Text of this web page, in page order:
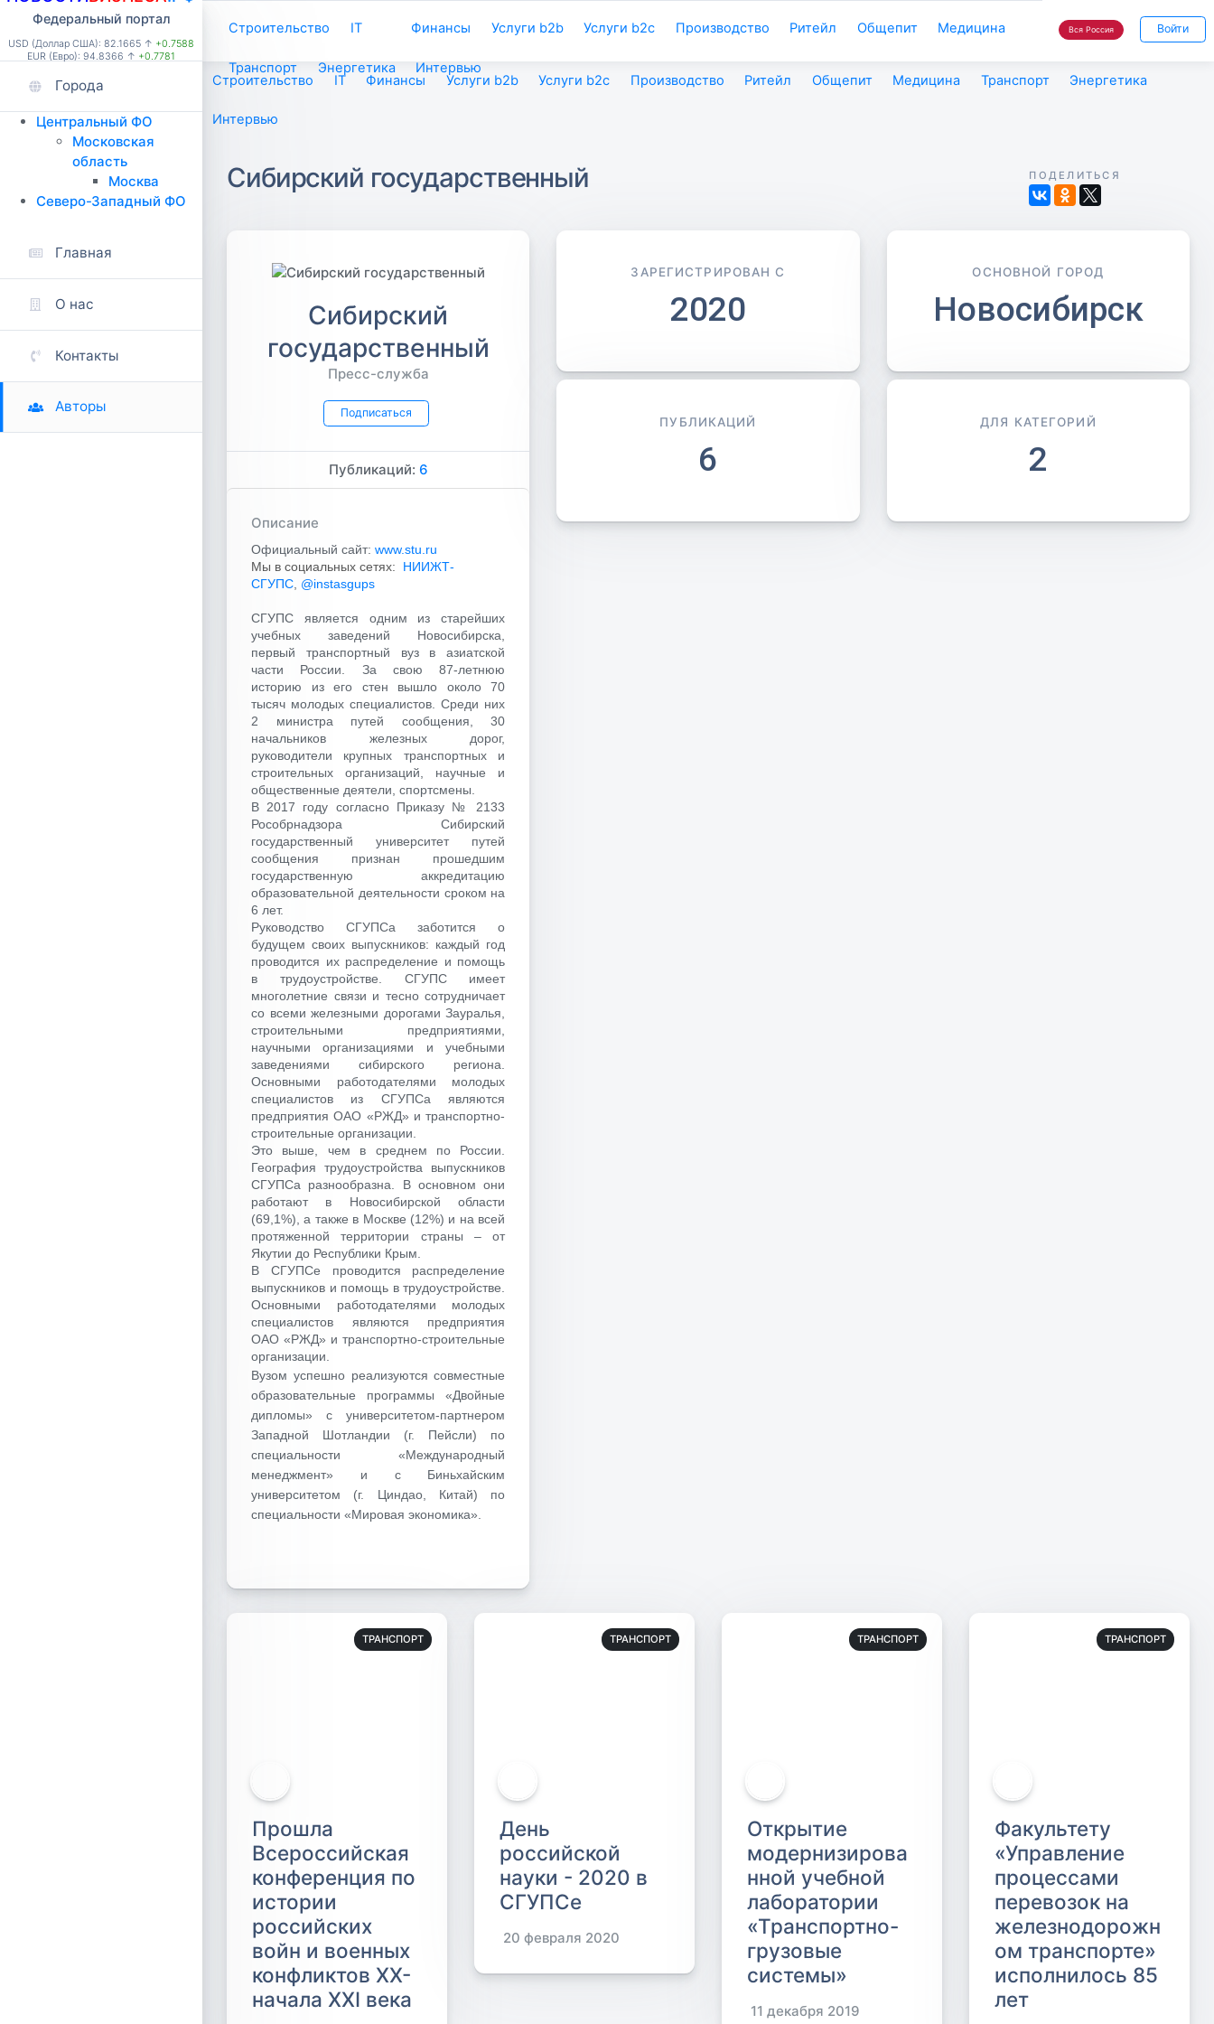
Федеральный портал
USD (Доллар США): 82.1665 ↑ +0.7588
EUR (Евро): 94.8366 ↑ +0.7781
Города
Центральный ФО
Московская
область
Москва
Северо-Западный ФО
Главная
О нас
Контакты
Авторы
Строительство IT Финансы Услуги b2b Услуги b2c Производство Ритейл Общепит Медицина
Транспорт Энергетика Интервью
Вся Россия Войти
Строительство IT Финансы Услуги b2b Услуги b2c Производство Ритейл Общепит Медицина Транспорт Энергетика
Интервью
Сибирский государственный ПОДЕЛИТЬСЯ
Сибирский
государственный
Пресс-служба
Подписаться
Публикаций: 6
Описание
Официальный сайт: www.stu.ru
Мы в социальных сетях:
НИИЖТ-
СГУПС, @instasgups
СГУПС является одним из старейших
учебных заведений Новосибирска,
первый транспортный вуз в азиатской
части России. За свою 87-летнюю
историю из его стен вышло около 70
тысяч молодых специалистов. Среди них
2 министра путей сообщения, 30
начальников железных дорог,
руководители крупных транспортных и
строительных организаций, научные и
общественные деятели, спортсмены.
В 2017 году согласно Приказу № 2133
Рособрнадзора Сибирский
государственный университет путей
сообщения признан прошедшим
государственную аккредитацию
образовательной деятельности сроком на
6 лет.
Руководство СГУПСа заботится о
будущем своих выпускников: каждый год
проводится их распределение и помощь
в трудоустройстве. СГУПС имеет
многолетние связи и тесно сотрудничает
со всеми железными дорогами Зауралья,
строительными предприятиями,
научными организациями и учебными
заведениями сибирского региона.
Основными работодателями молодых
специалистов из СГУПСа являются
предприятия ОАО «РЖД» и транспортно-
строительные организации.
Это выше, чем в среднем по России.
География трудоустройства выпускников
СГУПСа разнообразна. В основном они
работают в Новосибирской области
(69,1%), а также в Москве (12%) и на всей
протяженной территории страны – от
Якутии до Республики Крым.
В СГУПСе проводится распределение
выпускников и помощь в трудоустройстве.
Основными работодателями молодых
специалистов являются предприятия
ОАО «РЖД» и транспортно-строительные
организации.
Вузом успешно реализуются совместные
образовательные программы «Двойные
дипломы» с университетом-партнером
Западной Шотландии (г. Пейсли) по
специальности «Международный
менеджмент» и с Биньхайским
университетом (г. Циндао, Китай) по
специальности «Мировая экономика».
ЗАРЕГИСТРИРОВАН С
2020
ОСНОВНОЙ ГОРОД
Новосибирск
ПУБЛИКАЦИЙ
6
ДЛЯ КАТЕГОРИЙ
2
ТРАНСПОРТ
Прошла
Всероссийская
конференция по
истории
российских
войн и военных
конфликтов ХХ-
начала XXI века
ТРАНСПОРТ
День
российской
науки - 2020 в
СГУПСе
20 февраля 2020
ТРАНСПОРТ
Открытие
модернизирова
нной учебной
лаборатории
«Транспортно-
грузовые
системы»
11 декабря 2019
ТРАНСПОРТ
Факультету
«Управление
процессами
перевозок на
железнодорожн
ом транспорте»
исполнилось 85
лет